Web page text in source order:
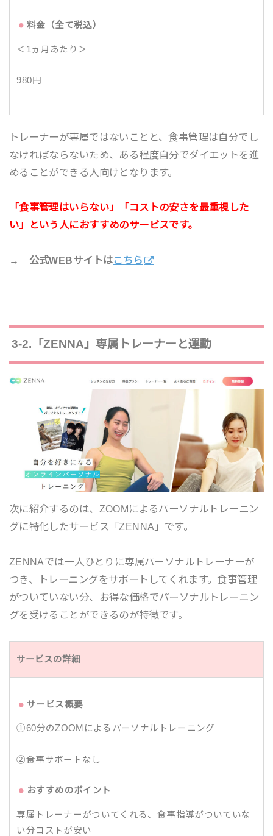
料金（全て税込）
＜1ヵ月あたり＞
980円
トレーナーが専属ではないことと、食事管理は自分でし
なければならないため、ある程度自分でダイエットを進
めることができる人向けとなります。
「食事管理はいらない」「コストの安さを最重視した
い」という人におすすめのサービスです。
→ 公式WEBサイトはこちら
3-2.「ZENNA」専属トレーナーと運動
次に紹介するのは、ZOOMによるパーソナルトレーニン
グに特化したサービス「ZENNA」です。
ZENNAでは一人ひとりに専属パーソナルトレーナーが
つき、トレーニングをサポートしてくれます。食事管理
がついていない分、お得な価格でパーソナルトレーニン
グを受けることができるのが特徴です。
サービスの詳細
サービス概要
①60分のZOOMによるパーソナルトレーニング
②食事サポートなし
おすすめのポイント
専属トレーナーがついてくれる、食事指導がついていな
い分コストが安い